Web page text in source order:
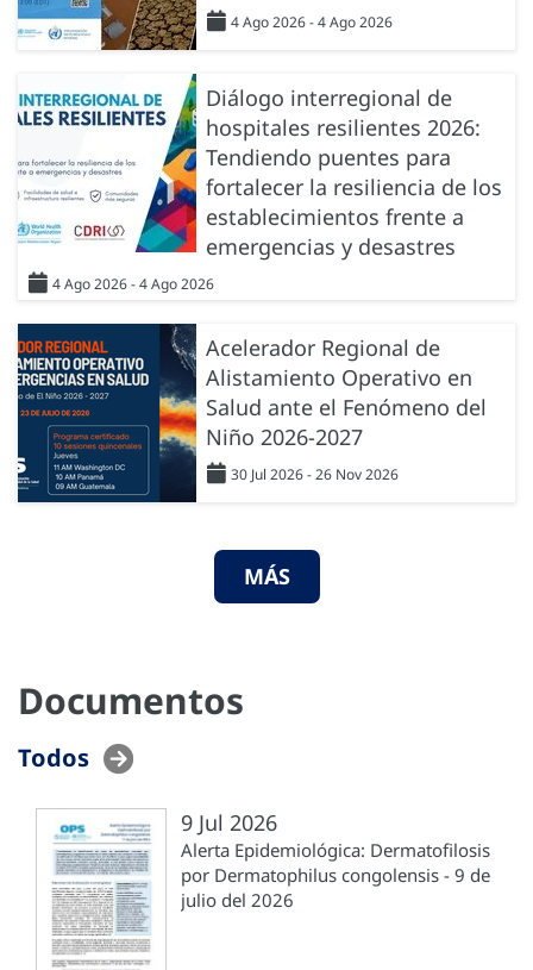
4 Ago 2026 - 4 Ago 2026
Diálogo interregional de
hospitales resilientes 2026:
Tendiendo puentes para
fortalecer la resiliencia de los
establecimientos frente a
emergencias y desastres
4 Ago 2026 - 4 Ago 2026
Acelerador Regional de
Alistamiento Operativo en
Salud ante el Fenómeno del
Niño 2026-2027
30 Jul 2026 - 26 Nov 2026
MÁS
Documentos
Todos
9 Jul 2026
Alerta Epidemiológica: Dermatofilosis
por Dermatophilus congolensis - 9 de
julio del 2026